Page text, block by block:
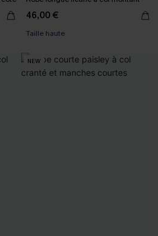
46,00 €
Taille haute
NEW